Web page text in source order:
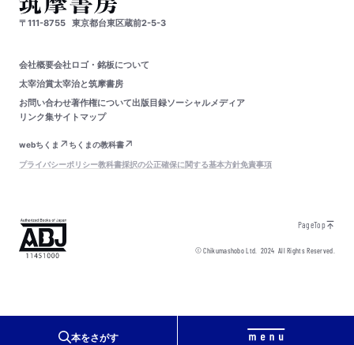
本をさがす
〒111-8755 東京都台東区蔵前2-5-3
会社概要会社ロゴ・銘板について
太宰治賞太宰治と筑摩書房
お問い合わせ著作権について出版目録ソーシャルメディア
リンク集サイトマップ
webちくま
ちくまの教科書
プライバシーポリシー教科書採択の公正確保に関する基本方針免責事項
PageTop
© Chikumashobo Ltd.2024 All Rights Reserved.